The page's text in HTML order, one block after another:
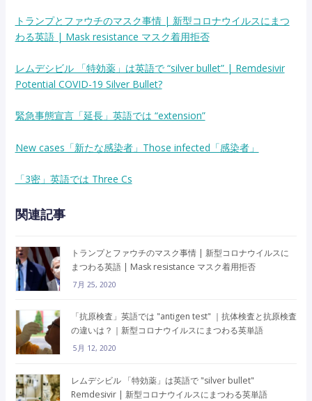
トランプとファウチのマスク事情 | 新型コロナウイルスにまつ
わる英語 | Mask resistance マスク着用拒否
レムデシビル 「特効薬」は英語で “silver bullet” | Remdesivir
Potential COVID-19 Silver Bullet?
緊急事態宣言「延長」英語では “extension”
New cases「新たな感染者」Those infected「感染者」
「3密」英語では Three Cs
関連記事
トランプとファウチのマスク事情 | 新型コロナウイルスに
まつわる英語 | Mask resistance マスク着用拒否
7月 25, 2020
「抗原検査」英語では "antigen test" ｜抗体検査と抗原検査
の違いは？｜新型コロナウイルスにまつわる英単語
5月 12, 2020
レムデシビル 「特効薬」は英語で "silver bullet"
Remdesivir | 新型コロナウイルスにまつわる英単語